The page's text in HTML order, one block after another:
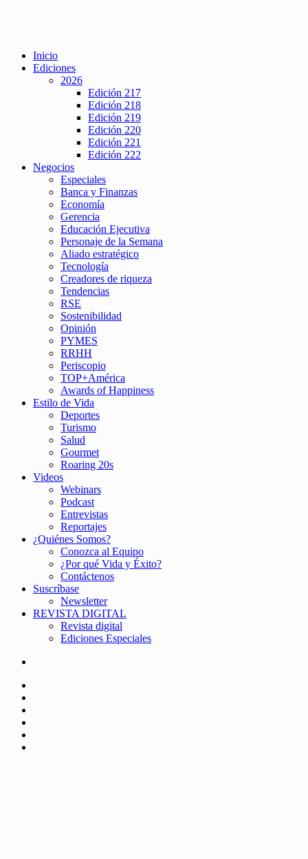
Inicio
Ediciones
2026
Edición 217
Edición 218
Edición 219
Edición 220
Edición 221
Edición 222
Negocios
Especiales
Banca y Finanzas
Economía
Gerencia
Educación Ejecutiva
Personaje de la Semana
Aliado estratégico
Tecnología
Creadores de riqueza
Tendencias
RSE
Sostenibilidad
Opinión
PYMES
RRHH
Periscopio
TOP+América
Awards of Happiness
Estilo de Vida
Deportes
Turismo
Salud
Gourmet
Roaring 20s
Videos
Webinars
Podcast
Entrevistas
Reportajes
¿Quiénes Somos?
Conozca al Equipo
¿Por qué Vida y Éxito?
Contáctenos
Suscríbase
Newsletter
REVISTA DIGITAL
Revista digital
Ediciones Especiales